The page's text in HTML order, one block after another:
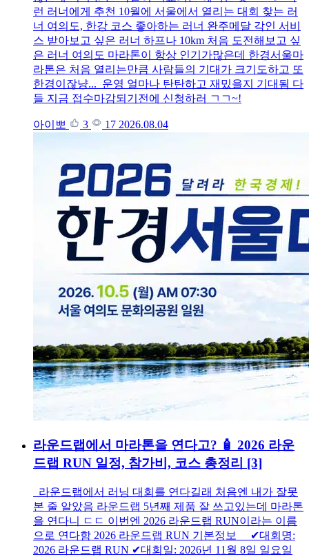
런 러너에게 추천 10월에 서울에서 열리는 대회 찾는 러
너 여의도, 한강 코스 좋아하는 러너 완주메달 각인 서비
스 받아보고 싶은 러너 하프나 10km 처음 도전해보고 싶
은 러너 여의도 마라톤이 항상 인기가많은데 한경서울마
라톤은 처음 열리는만큼 사람들의 기대가 크기도하고 또
한경이잖냥... 운영 얼마나 탄탄하고 재밌을지 기대됨 다
들 지금 접수마감되기전에 신청하러 ㄱㄱ~!
아이뽀 3 17 2026.08.04
라운드랩에서 마라톤을 연다고? 🧴 2026 라운
드랩 RUN 일정, 참가비, 코스 총정리 [3]
라운드랩에서 러닝 대회를 연다길래 처음엔 내가 잘못
본 줄 알았음 라운드랩 5년째 제품 잘 쓰고있는데 마라톤
을 연다니 ㄷㄷ 이번엔 2026 라운드랩 RUN이라는 이름
으로 연다함 2026 라운드랩 RUN 기본정보 ✔대회명:
2026 라운드랩 RUN ✔대회일: 2026년 11월 8일 일요일